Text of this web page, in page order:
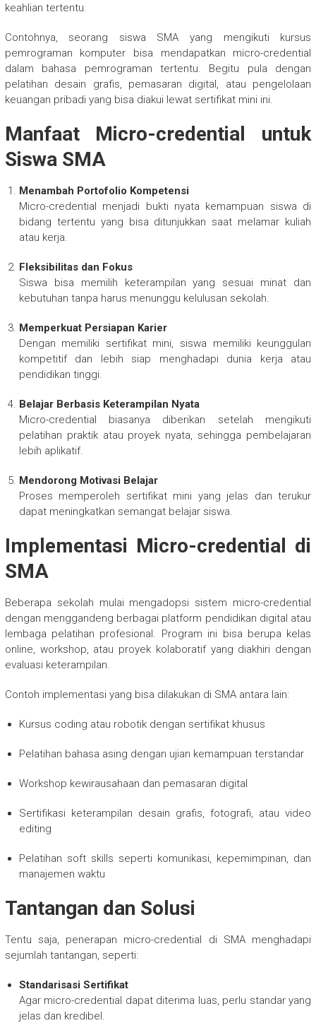
keahlian tertentu.
Contohnya, seorang siswa SMA yang mengikuti kursus
pemrograman komputer bisa mendapatkan micro-credential
dalam bahasa pemrograman tertentu. Begitu pula dengan
pelatihan desain grafis, pemasaran digital, atau pengelolaan
keuangan pribadi yang bisa diakui lewat sertifikat mini ini.
Manfaat Micro-credential untuk
Siswa SMA
Menambah Portofolio Kompetensi
Micro-credential menjadi bukti nyata kemampuan siswa di
bidang tertentu yang bisa ditunjukkan saat melamar kuliah
atau kerja.
Fleksibilitas dan Fokus
Siswa bisa memilih keterampilan yang sesuai minat dan
kebutuhan tanpa harus menunggu kelulusan sekolah.
Memperkuat Persiapan Karier
Dengan memiliki sertifikat mini, siswa memiliki keunggulan
kompetitif dan lebih siap menghadapi dunia kerja atau
pendidikan tinggi.
Belajar Berbasis Keterampilan Nyata
Micro-credential biasanya diberikan setelah mengikuti
pelatihan praktik atau proyek nyata, sehingga pembelajaran
lebih aplikatif.
Mendorong Motivasi Belajar
Proses memperoleh sertifikat mini yang jelas dan terukur
dapat meningkatkan semangat belajar siswa.
Implementasi Micro-credential di
SMA
Beberapa sekolah mulai mengadopsi sistem micro-credential
dengan menggandeng berbagai platform pendidikan digital atau
lembaga pelatihan profesional. Program ini bisa berupa kelas
online, workshop, atau proyek kolaboratif yang diakhiri dengan
evaluasi keterampilan.
Contoh implementasi yang bisa dilakukan di SMA antara lain:
Kursus coding atau robotik dengan sertifikat khusus
Pelatihan bahasa asing dengan ujian kemampuan terstandar
Workshop kewirausahaan dan pemasaran digital
Sertifikasi keterampilan desain grafis, fotografi, atau video
editing
Pelatihan soft skills seperti komunikasi, kepemimpinan, dan
manajemen waktu
Tantangan dan Solusi
Tentu saja, penerapan micro-credential di SMA menghadapi
sejumlah tantangan, seperti:
Standarisasi Sertifikat
Agar micro-credential dapat diterima luas, perlu standar yang
jelas dan kredibel.